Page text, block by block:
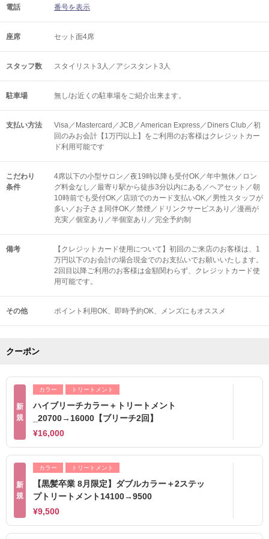
電話 番号を表示
座席 セット面4席
スタッフ数 スタイリスト3人／アシスタント3人
駐車場 無し/お近くの駐車場をご紹介出来ます。
支払い方法
Visa／Mastercard／JCB／American Express／Diners Club／初
回のみお会計【1万円以上】をご利用のお客様はクレジットカー
ド利用可能です
こだわり
条件
4席以下の小型サロン／夜19時以降も受付OK／年中無休／ロン
グ料金なし／最寄り駅から徒歩3分以内にある／ヘアセット／朝
10時前でも受付OK／店頭でのカード支払いOK／男性スタッフが
多い／お子さま同伴OK／禁煙／ドリンクサービスあり／漫画が
充実／個室あり／半個室あり／完全予約制
備考
【クレジットカード使用について】初回のご来店のお客様は、1
万円以下のお会計の場合現金でのお支払いでお願いいたします。
2回目以降ご利用のお客様は金額関わらず、クレジットカード使
用可能です。
その他 ポイント利用OK 即時予約OK メンズにもオススメ
クーポン
新
規
カラー トリートメント
ハイブリーチカラー＋トリートメント
_20700→16000【ブリーチ2回】
¥16,000
新
規
カラー トリートメント
【黒髪卒業 8月限定】ダブルカラー＋2ステッ
プトリートメント14100→9500
¥9,500